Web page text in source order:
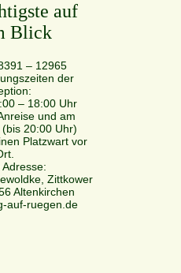
auf
Blick
– 12965
der
– 18:00 Uhr
und am
20:00 Uhr)
Platzwart vor
Adresse:
Zittkower
Altenkirchen
auf-ruegen.de